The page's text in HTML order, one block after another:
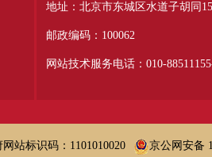
地址：北京市东城区水道子胡同
邮政编码：100062
网站技术服务电话：010-
网站标识码：1101010020 京公网安备